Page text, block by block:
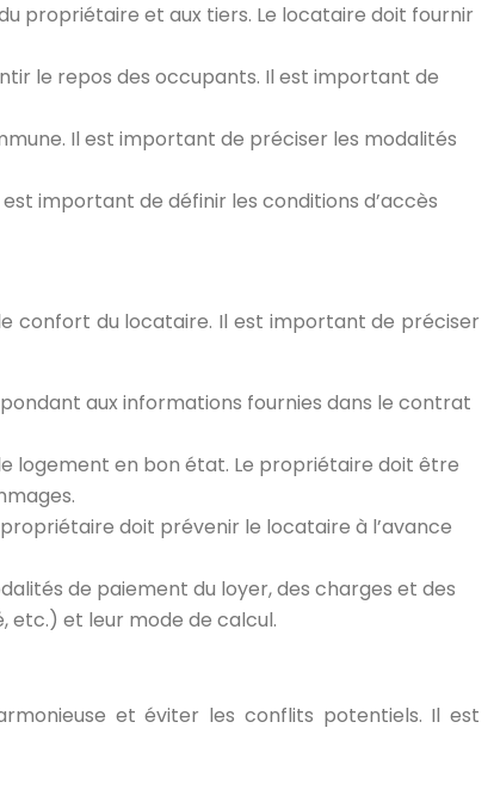
propriétaire et aux tiers. Le locataire doit fournir
le repos des occupants. Il est important de
Il est important de préciser les modalités
important de définir les conditions d’accès
confort du locataire. Il est important de préciser
aux informations fournies dans le contrat
logement en bon état. Le propriétaire doit être
doit prévenir le locataire à l’avance
de paiement du loyer, des charges et des
etc.) et leur mode de calcul.
et éviter les conflits potentiels. Il est